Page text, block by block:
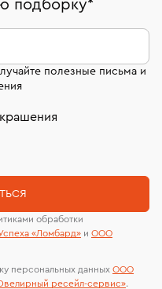
возврата
смотрите на
геммологических
подборку*
полезные письма и
обработки
«Ломбард» и ООО
персональных данных ООО
ресейл-сервиc».